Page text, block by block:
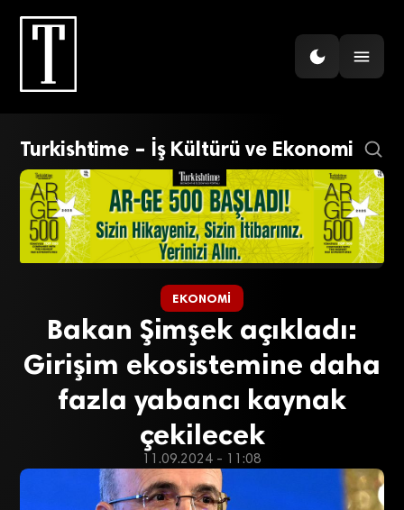
Turkishtime – İş Kültürü ve Ekonomi
EKONOMI
Bakan Şimşek açıkladı:
Girişim ekosistemine daha
fazla yabancı kaynak
çekilecek
11.09.2024 - 11:08